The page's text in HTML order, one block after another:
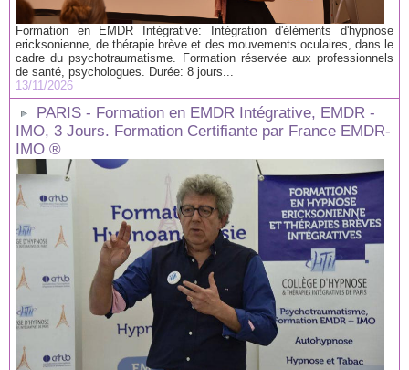
Formation en EMDR Intégrative: Intégration d'éléments d'hypnose
ericksonienne, de thérapie brève et des mouvements oculaires, dans le
cadre du psychotraumatisme. Formation réservée aux professionnels
de santé, psychologues. Durée: 8 jours...
13/11/2026
PARIS - Formation en EMDR Intégrative, EMDR -
IMO, 3 Jours. Formation Certifiante par France EMDR-
IMO ®